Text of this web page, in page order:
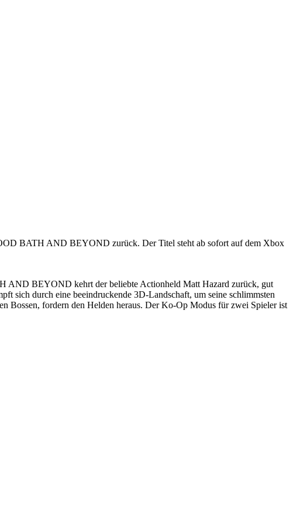
BATH AND BEYOND zurück. Der Titel steht ab sofort auf dem Xbox
AND BEYOND kehrt der beliebte Actionheld Matt Hazard zurück, gut
sich durch eine beeindruckende 3D-Landschaft, um seine schlimmsten
Bossen, fordern den Helden heraus. Der Ko-Op Modus für zwei Spieler ist